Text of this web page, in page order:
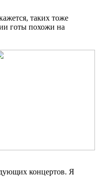
таких тоже
готы похожи на
концертов. Я